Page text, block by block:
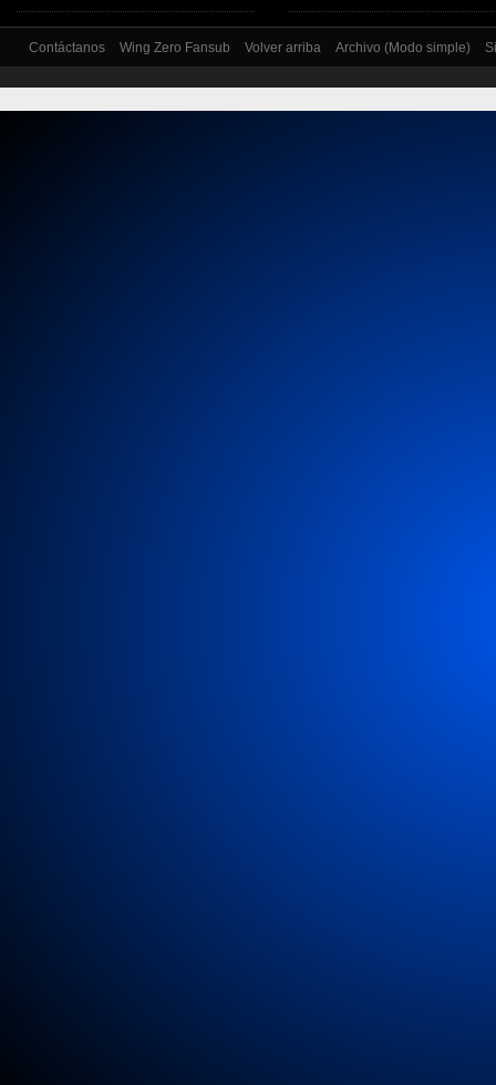
Contáctanos Wing Zero Fansub Volver arriba Archivo (Modo simple)